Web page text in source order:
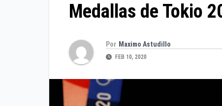
Medallas de Tokio
Por Maximo Astudillo
FEB 10, 2020